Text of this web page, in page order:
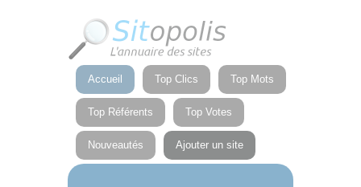
Accueil Top Clics Top Mots
Top Référents Top Votes
Nouveautés Ajouter un site